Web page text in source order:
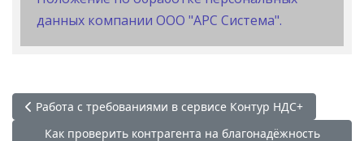
данных компании ООО "АРС Система".
Предыдущий: Работа с требованиями в сервисе Контур
Работа с требованиями в сервисе Контур НДС+
Следующий: Как проверить контрагента на
Как проверить контрагента на благонадёжность